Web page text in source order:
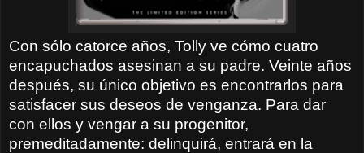
Con sólo catorce años, Tolly ve cómo cuatro
encapuchados asesinan a su padre. Veinte años
después, su único objetivo es encontrarlos para
satisfacer sus deseos de venganza. Para dar
con ellos y vengar a su progenitor,
premeditadamente: delinquirá, entrará en la